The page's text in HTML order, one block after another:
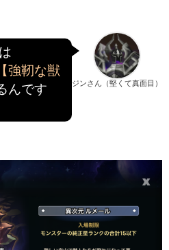
ジンさん（堅くて真面目）
【強靭な獣
んです